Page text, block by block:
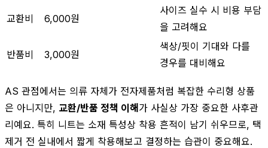
교환비 6,000원
사이즈 실수 시 비용 부담
을 고려해요
반품비 3,000원
색상/핏이 기대와 다를
경우를 대비해요
AS 관점에서는 의류 자체가 전자제품처럼 복잡한 수리형 상품
은 아니지만, 교환/반품 정책 이해가 사실상 가장 중요한 사후관
리예요. 특히 니트는 소재 특성상 착용 흔적이 남기 쉬우므로, 택
제거 전 실내에서 짧게 착용해보고 결정하는 습관이 중요해요.